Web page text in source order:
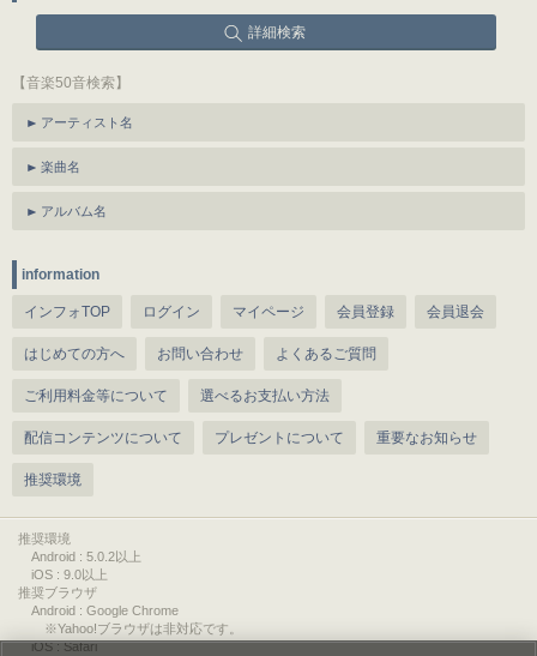
詳細検索
【音楽50音検索】
アーティスト名
楽曲名
アルバム名
information
インフォTOP ログイン マイページ 会員登録 会員退会
はじめての方へ お問い合わせ よくあるご質問
ご利用料金等について 選べるお支払い方法
配信コンテンツについて プレゼントについて 重要なお知らせ
推奨環境
推奨環境
Android : 5.0.2以上
iOS : 9.0以上
推奨ブラウザ
Android : Google Chrome
※Yahoo!ブラウザは非対応です。
iOS : Safari